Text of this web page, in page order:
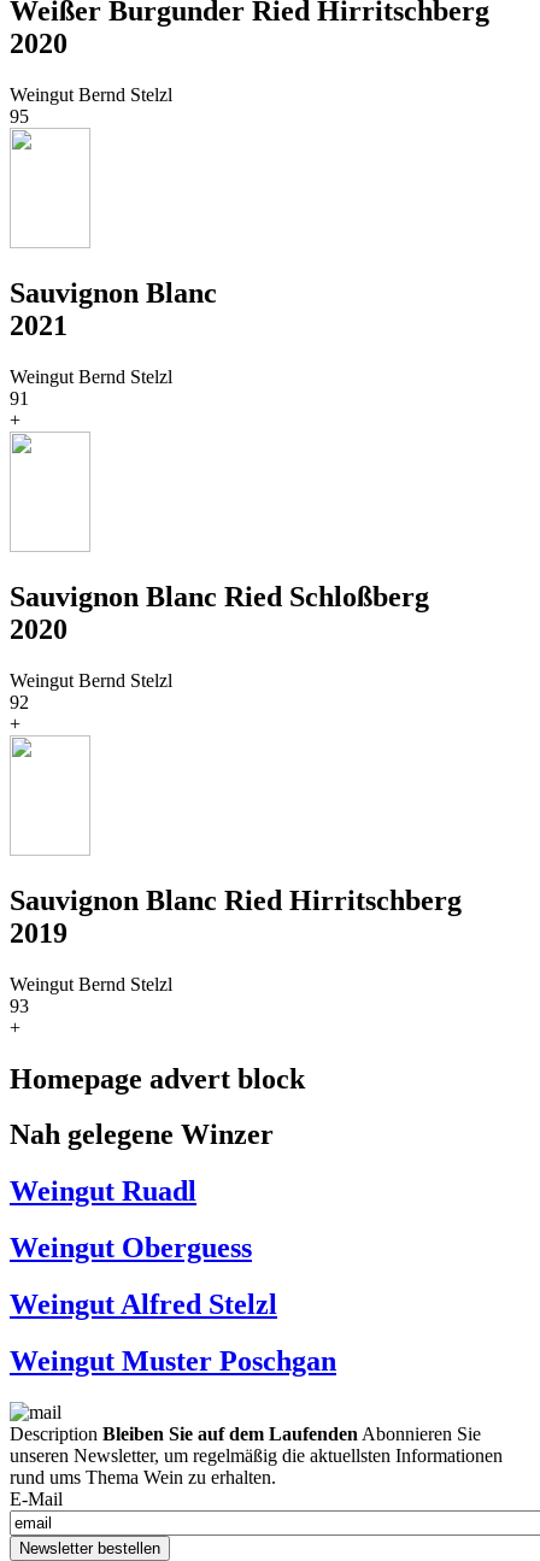
Weißer Burgunder Ried Hirritschberg
2020
Weingut Bernd Stelzl
95
Sauvignon Blanc
2021
Weingut Bernd Stelzl
91
+
Sauvignon Blanc Ried Schloßberg
2020
Weingut Bernd Stelzl
92
+
Sauvignon Blanc Ried Hirritschberg
2019
Weingut Bernd Stelzl
93
+
Homepage advert block
Nah gelegene Winzer
Weingut Ruadl
Weingut Oberguess
Weingut Alfred Stelzl
Weingut Muster Poschgan
Description Bleiben Sie auf dem Laufenden Abonnieren Sie
unseren Newsletter, um regelmäßig die aktuellsten Informationen
rund ums Thema Wein zu erhalten.
E-Mail
Newsletter bestellen